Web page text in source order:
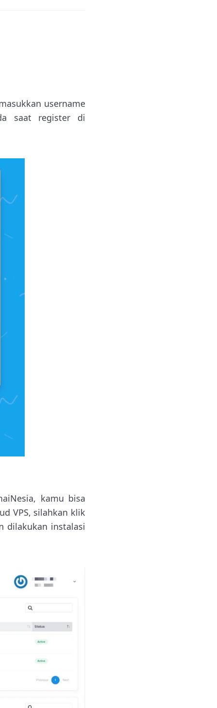
username
saat register di
kamu bisa
VPS, silahkan klik
dilakukan instalasi